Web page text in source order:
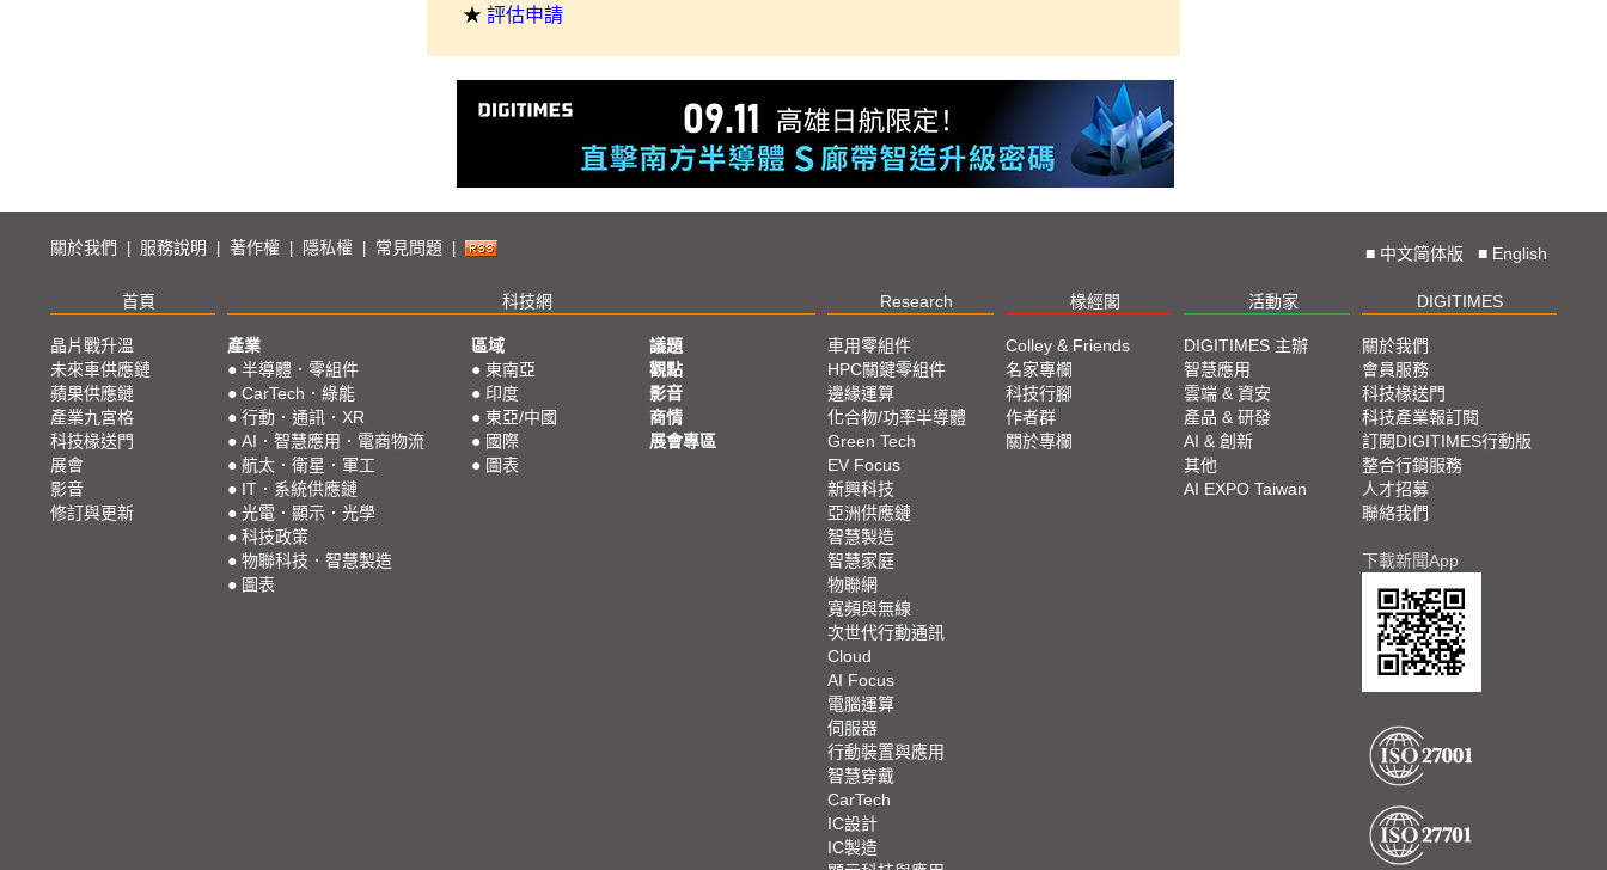
★ 評估申請
關於我們 服務說明 著作權 隱私權 常見問題 ■ 中文简体版 ■ English
首頁 科技網 Research 椽經閣 活動家 DIGITIMES
晶片戰升溫
未來車供應鏈
蘋果供應鏈
產業九宮格
科技椽送門
展會
影音
修訂與更新
產業
● 半導體．零組件
● CarTech．綠能
● 行動．通訊．XR
● AI．智慧應用．電商物流
● 航太．衛星．軍工
● IT．系統供應鏈
● 光電．顯示．光學
● 科技政策
● 物聯科技．智慧製造
● 圖表
區域
● 東南亞
● 印度
● 東亞/中國
● 國際
● 圖表
議題
觀點
影音
商情
展會專區
車用零組件
HPC關鍵零組件
邊緣運算
化合物/功率半導體
Green Tech
EV Focus
新興科技
亞洲供應鏈
智慧製造
智慧家庭
物聯網
寬頻與無線
次世代行動通訊
Cloud
AI Focus
電腦運算
伺服器
行動裝置與應用
智慧穿戴
CarTech
IC設計
IC製造
Colley & Friends
名家專欄
科技行腳
作者群
關於專欄
DIGITIMES 主辦
智慧應用
雲端 & 資安
產品 & 研發
AI & 創新
其他
AI EXPO Taiwan
關於我們
會員服務
科技椽送門
科技產業報訂閱
訂閱DIGITIMES行動版
整合行銷服務
人才招募
聯絡我們
下載新聞App